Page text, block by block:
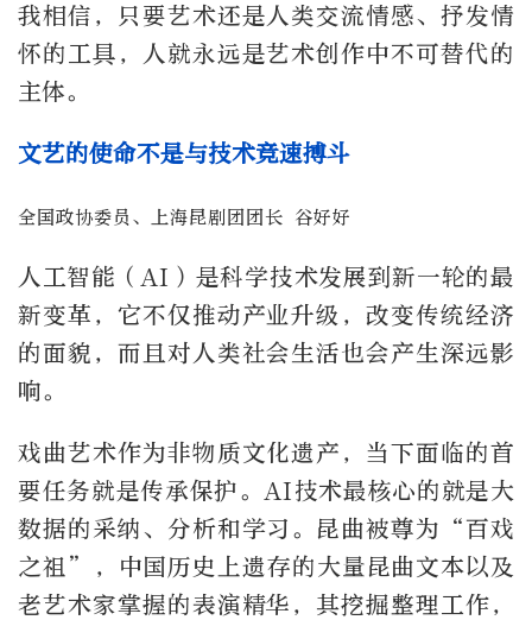
我相信，只要艺术还是人类交流情感、抒发情
怀的工具，人就永远是艺术创作中不可替代的
主体。
文艺的使命不是与技术竞速搏斗
全国政协委员、上海昆剧团团长 谷好好
人工智能（AI）是科学技术发展到新一轮的最
新变革，它不仅推动产业升级，改变传统经济
的面貌，而且对人类社会生活也会产生深远影
响。
戏曲艺术作为非物质文化遗产，当下面临的首
要任务就是传承保护。AI技术最核心的就是大
数据的采纳、分析和学习。昆曲被尊为“百戏
之祖”，中国历史上遗存的大量昆曲文本以及
老艺术家掌握的表演精华，其挖掘整理工作，